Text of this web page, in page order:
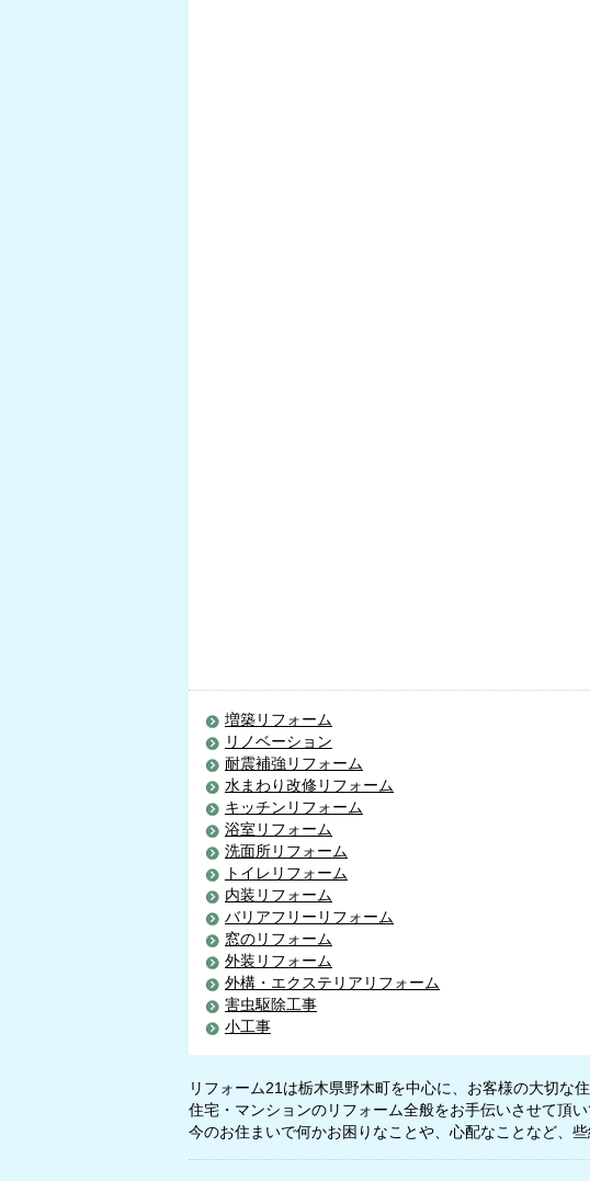
増築リフォーム
リノベーション
耐震補強リフォーム
水まわり改修リフォーム
キッチンリフォーム
浴室リフォーム
洗面所リフォーム
トイレリフォーム
内装リフォーム
バリアフリーリフォーム
窓のリフォーム
外装リフォーム
外構・エクステリアリフォーム
害虫駆除工事
小工事
リフォーム21は栃木県野木町を中心に、お客様の大切な
住宅・マンションのリフォーム全般をお手伝いさせて頂い
今のお住まいで何かお困りなことや、心配なことなど、